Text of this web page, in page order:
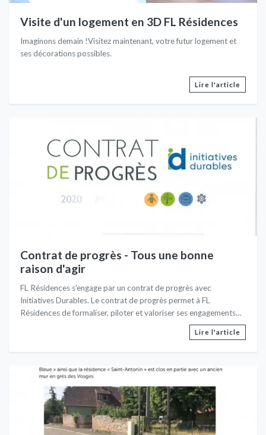
Visite d'un logement en 3D FL Résidences
Imaginons demain !Visitez maintenant, votre futur logement et
ses décorations possibles.
Lire l'article
Contrat de progrès - Tous une bonne
raison d'agir
FL Résidences s'engage par un contrat de progrès avec
Initiatives Durables. Le contrat de progrès permet à FL
Résidences de formaliser, piloter et valoriser ses engagements
Lire l'article